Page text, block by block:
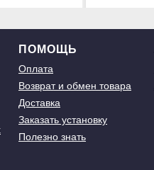
ПОМОЩЬ
Оплата
Возврат и обмен товара
Доставка
Заказать установку
Полезно знать